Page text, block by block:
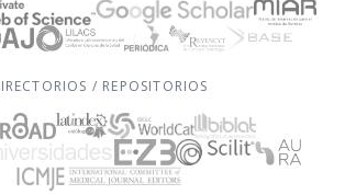
/ REPOSITORIOS